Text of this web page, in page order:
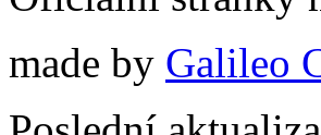
made by Galileo